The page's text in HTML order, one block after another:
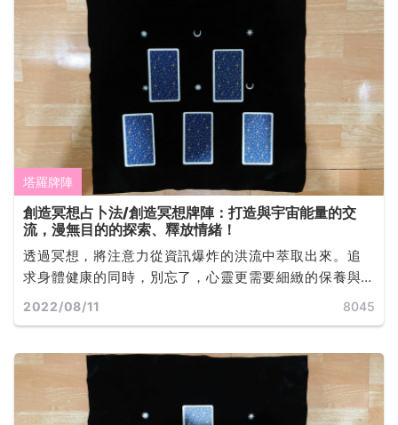
塔羅牌陣
創造冥想占卜法/創造冥想牌陣：打造與宇宙能量的交
流，漫無目的的探索、釋放情緒！
透過冥想，將注意力從資訊爆炸的洪流中萃取出來。追
求身體健康的同時，別忘了，心靈更需要細緻的保養與
呵護。只要當下有不舒服的情緒，藉由冥想，讓負面情
2022/08/11 8045